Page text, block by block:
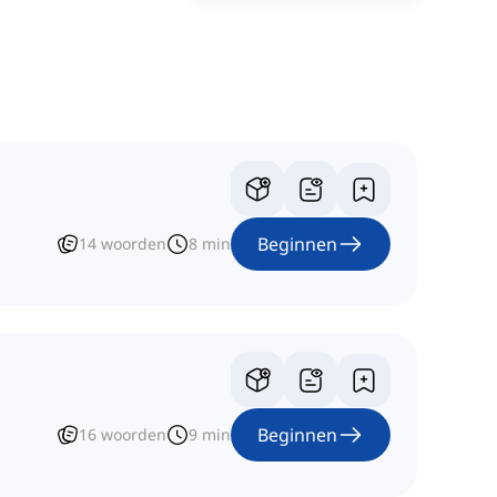
14 woorden 8 min Beginnen
16 woorden 9 min Beginnen